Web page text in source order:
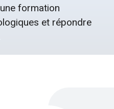
formation
et répondre